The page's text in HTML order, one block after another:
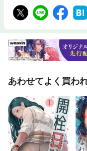
山田昌弘◆〔ルポ〕中流
不安が尽きない▼小林美希
中央集権か、分散か 民主
中沢新一◆明治維新、戦後
▼北 康利◆過去20年の万博
博」の価値は何か▼岡田朋
が必要なのか▼渡辺 努●「
◆〔対談〕本を読むと「人
僕の書いた“IKIGAI”はなぜ
潮市道路陥没はどうして起
根本祐二【シリーズ昭和
の池波、そして叙情の藤沢
の変化をつかまえる【第2
西拓一郎さんに聞く▼水野
あわせてよく買わ